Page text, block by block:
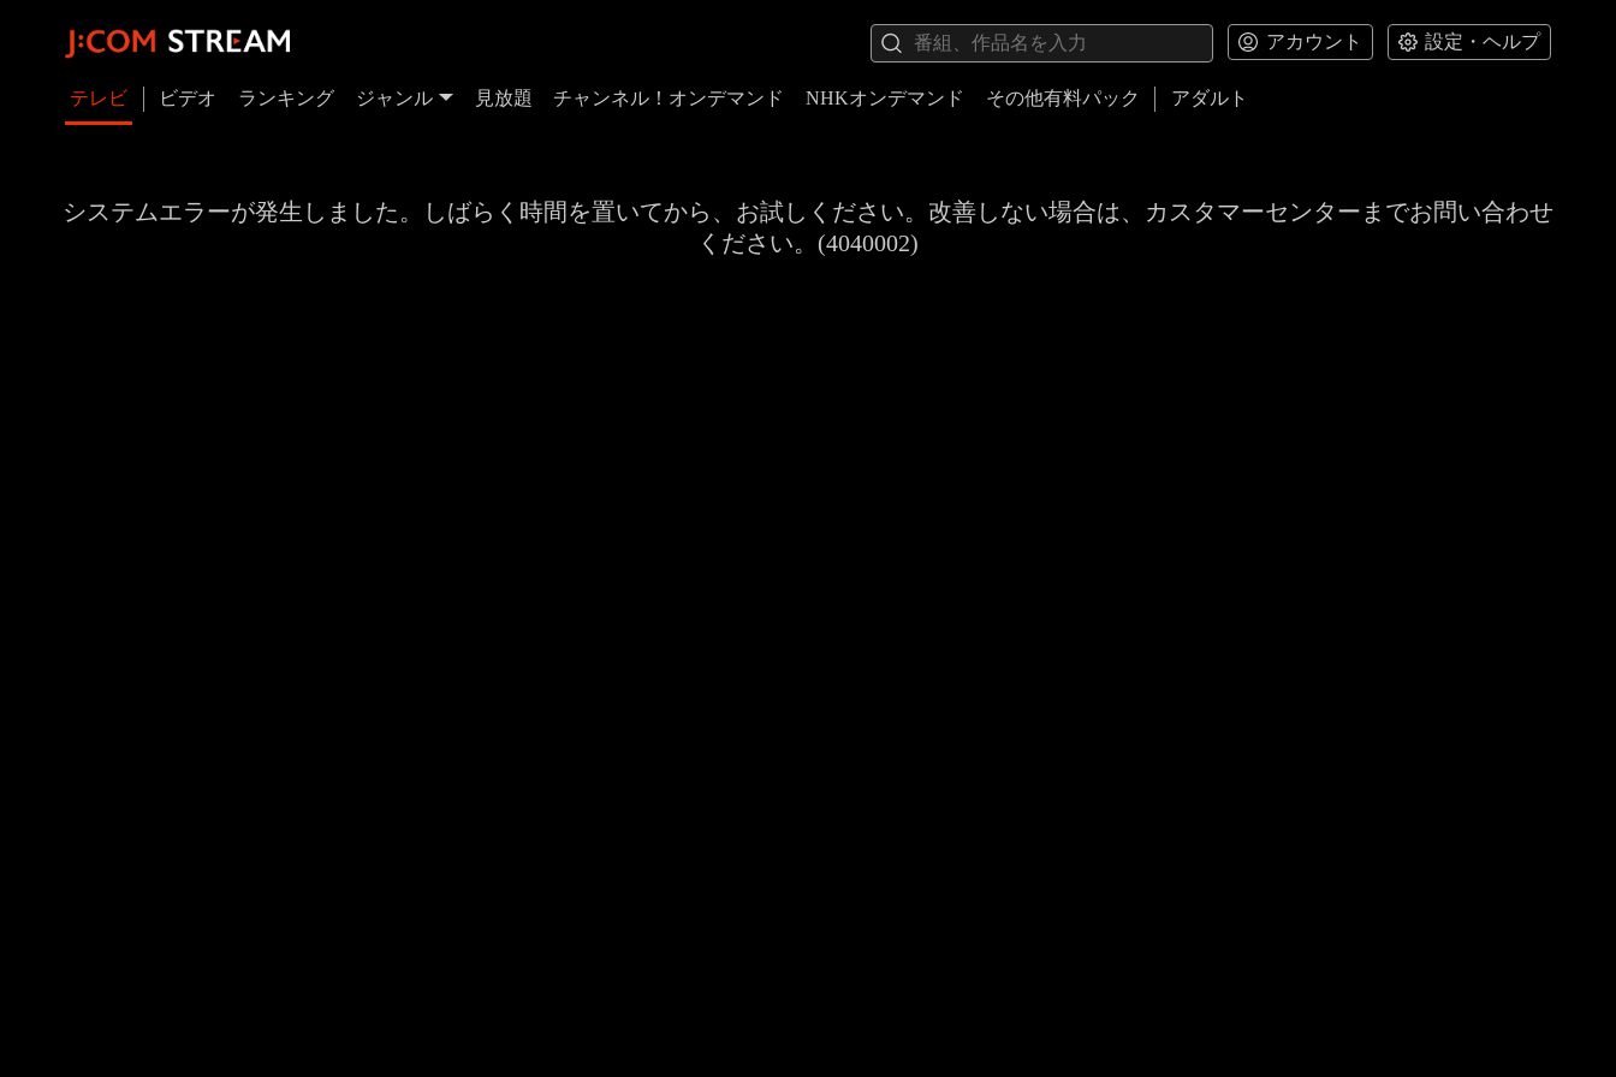
アカウント 設定・ヘルプ
テレビ ビデオ ランキング ジャンル 見放題 チャンネル！オンデマンド NHKオンデマンド その他有料パック アダルト
システムエラーが発生しました。しばらく時間を置いてから、お試しください。改善しない場合は、カスタマーセンターまでお問い合わせ
ください。(4040002)